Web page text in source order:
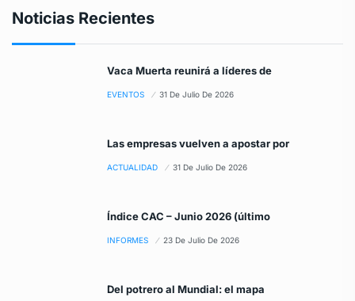
Noticias Recientes
Vaca Muerta reunirá a líderes de
EVENTOS 31 De Julio De 2026
Las empresas vuelven a apostar por
ACTUALIDAD 31 De Julio De 2026
Índice CAC – Junio 2026 (último
INFORMES 23 De Julio De 2026
Del potrero al Mundial: el mapa